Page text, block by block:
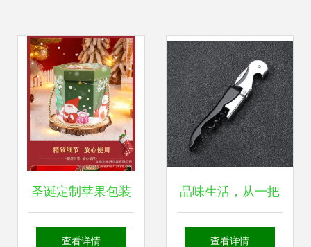
圣诞定制苹果包装
盒 提升节日礼品附
查看详情
品味生活，从一把
开瓶器开始
查看详情